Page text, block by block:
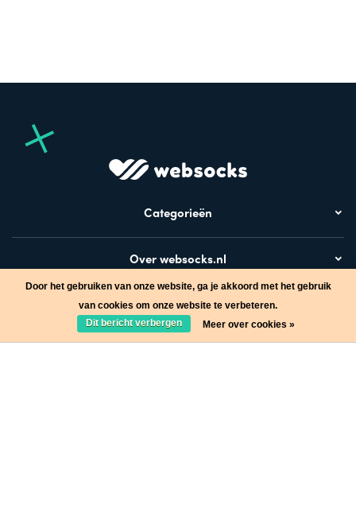
Categorieën
Over websocks.nl
Bezoek ook
Door het gebruiken van onze website, ga je akkoord met het gebruik
van cookies om onze website te verbeteren.
Dit bericht verbergen
Meer over cookies »